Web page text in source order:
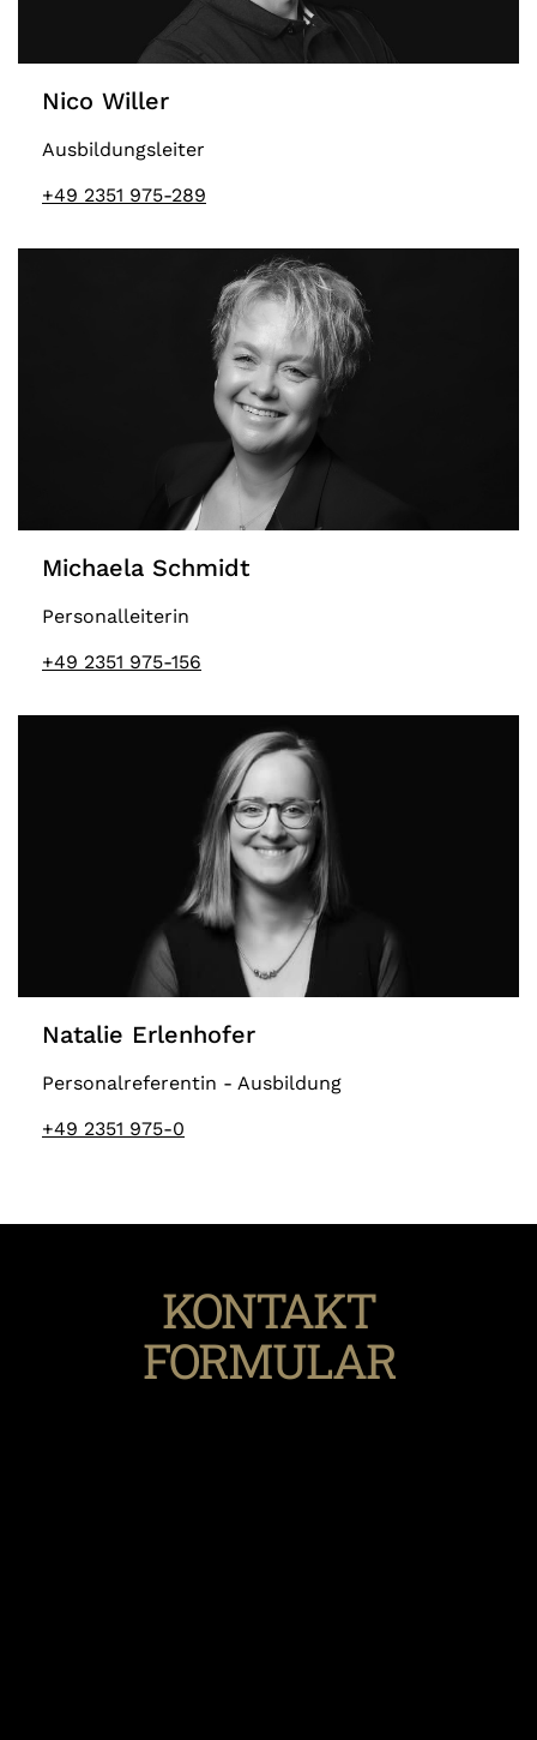
Nico Willer
Ausbildungsleiter
+49 2351 975-289
Michaela Schmidt
Personalleiterin
+49 2351 975-156
Natalie Erlenhofer
Personalreferentin - Ausbildung
+49 2351 975-0
KONTAKT
FORMULAR